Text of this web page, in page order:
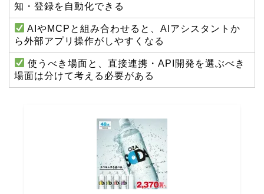
知・登録を自動化できる
AIやMCPと組み合わせると、AIアシスタントか
ら外部アプリ操作がしやすくなる
使うべき場面と、直接連携・API開発を選ぶべき
場面は分けて考える必要がある